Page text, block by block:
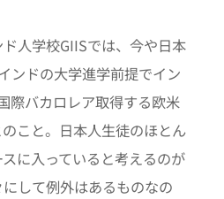
人学校GIISでは、今や日本
ンドの大学進学前提でイン
際バカロレア取得する欧米
こと。日本人生徒のほとん
に入っていると考えるのが
して例外はあるものなの